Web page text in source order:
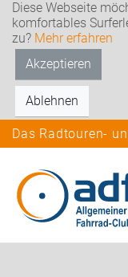
Diese Webseite
komfortables
zu? Mehr erfahren
Akzeptieren
Ablehnen
Das Radtouren-